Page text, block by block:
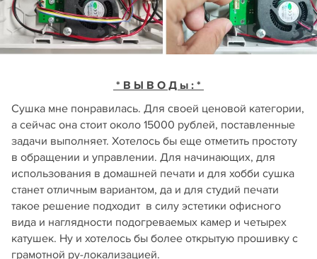
* В Ы В О Д ы : *
Сушка мне понравилась. Для своей ценовой категории,
а сейчас она стоит около 15000 рублей, поставленные
задачи выполняет. Хотелось бы еще отметить простоту
в обращении и управлении. Для начинающих, для
использования в домашней печати и для хобби сушка
станет отличным вариантом, да и для студий печати
такое решение подходит в силу эстетики офисного
вида и наглядности подогреваемых камер и четырех
катушек. Ну и хотелось бы более открытую прошивку с
грамотной ру-локализацией.